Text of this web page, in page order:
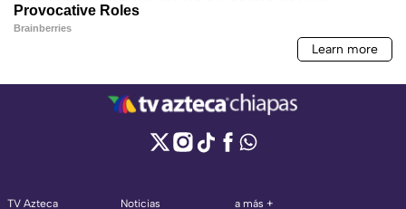
TV Azteca
Noticias
a más +